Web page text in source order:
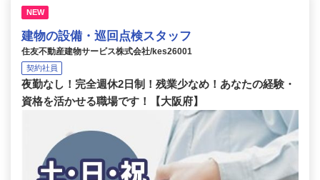
NEW
建物の設備・巡回点検スタッフ
住友不動産建物サービス株式会社/kes26001
契約社員
夜勤なし！完全週休2日制！残業少なめ！あなたの経験・
資格を活かせる職場です！【大阪府】